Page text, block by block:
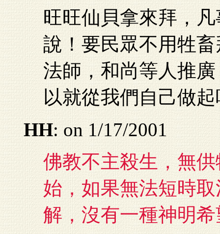
旺旺仙貝拿來拜，
說！要民眾不用牲
法師，和尚等人推
以就從我們自己做
HH: on 1/17/2001
佛教不主殺生，無
始，如果無法短時
解，沒有一種神明